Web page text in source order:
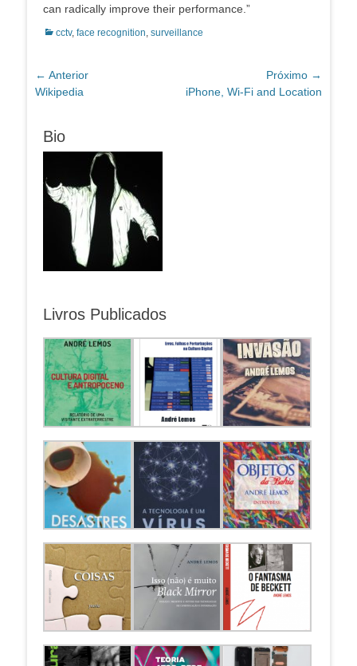
can radically improve their performance.”
Categorias:
cctv, face recognition, surveillance
Navegação
de
← Anterior
Post
Wikipedia
Próximo →
Próximo
iPhone, Wi-Fi and Location
Bio
Livros Publicados